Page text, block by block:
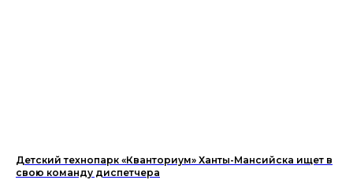
Детский технопарк «Кванториум» Ханты-Мансийска ищет в
свою команду диспетчера